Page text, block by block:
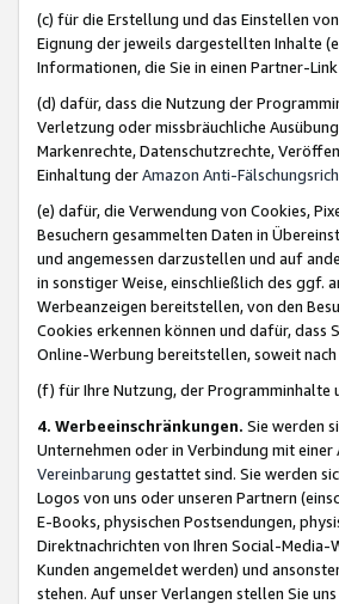
(c) für die Erstellung und das Einstellen
Eignung der jeweils dargestellten Inhalte
Informationen, die Sie in einen Partner-
(d) dafür, dass die Nutzung der
Verletzung oder missbräuchliche
Markenrechte, Datenschutzrechte,
Einhaltung derAmazon Anti-
(e) dafür, die Verwendung von Cookies,
Besuchern gesammelten Daten in
und angemessen darzustellen und auf
in sonstiger Weise, einschließlich des ggf.
Werbeanzeigen bereitstellen, von den
Cookies erkennen können und dafür,
Online-Werbung bereitstellen, soweit
(f) für Ihre Nutzung, der Programminhalte
4. Werbeeinschränkungen. Sie werden
Unternehmen oder in Verbindung mit
Vereinbarung gestattet sind. Sie werden
Logos von uns oder unseren Partnern
E-Books, physischen Postsendungen,
Direktnachrichten von Ihren Social-
Kunden angemeldet werden) und
stehen. Auf unser Verlangen stellen Sie